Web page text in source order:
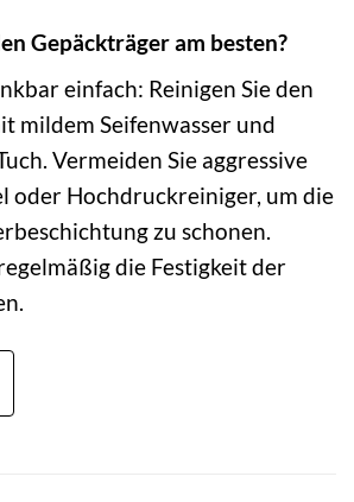
Gepäckträger am besten?
einfach: Reinigen Sie den
mildem Seifenwasser und
Vermeiden Sie aggressive
oder Hochdruckreiniger, um die
zu schonen.
die Festigkeit der